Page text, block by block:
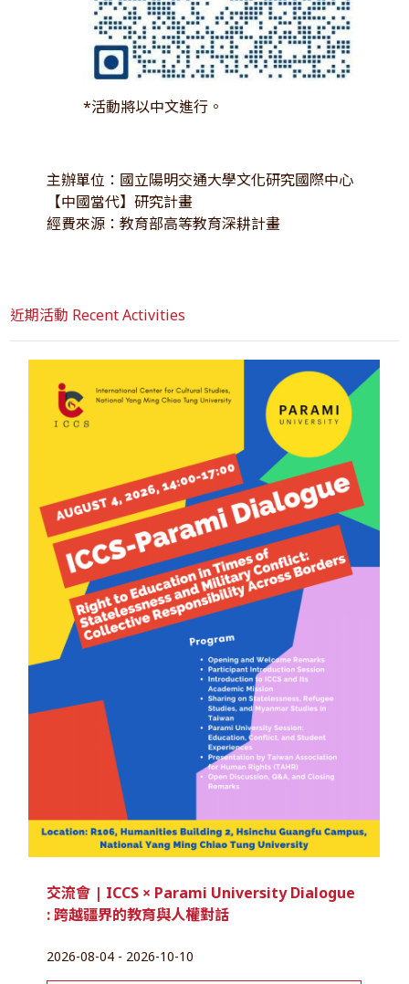
*活動將以中文進行。
主辦單位：國立陽明交通大學文化研究國際中心
【中國當代】研究計畫
經費來源：教育部高等教育深耕計畫
近期活動 Recent Activities
交流會 | ICCS × Parami University Dialogue
: 跨越疆界的教育與人權對話
2026-08-04 - 2026-10-10